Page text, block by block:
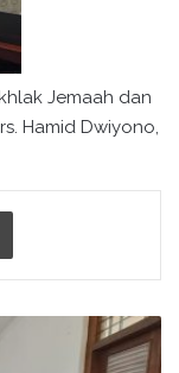
Jemaah dan
Hamid Dwiyono,